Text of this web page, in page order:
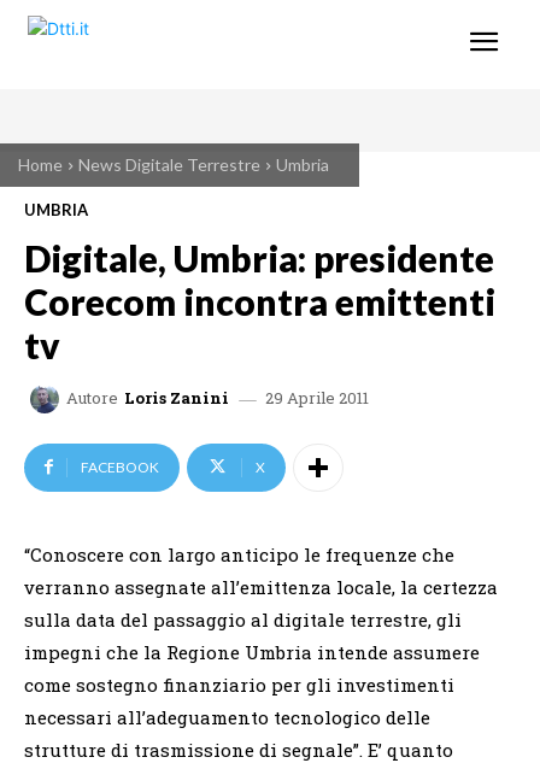
Home News Digitale Terrestre Umbria
UMBRIA
Digitale, Umbria: presidente
Corecom incontra emittenti
tv
Autore Loris Zanini 29 Aprile 2011
FACEBOOK X
“Conoscere con largo anticipo le frequenze che
verranno assegnate all’emittenza locale, la certezza
sulla data del passaggio al digitale terrestre, gli
impegni che la Regione Umbria intende assumere
come sostegno finanziario per gli investimenti
necessari all’adeguamento tecnologico delle
strutture di trasmissione di segnale”. E’ quanto